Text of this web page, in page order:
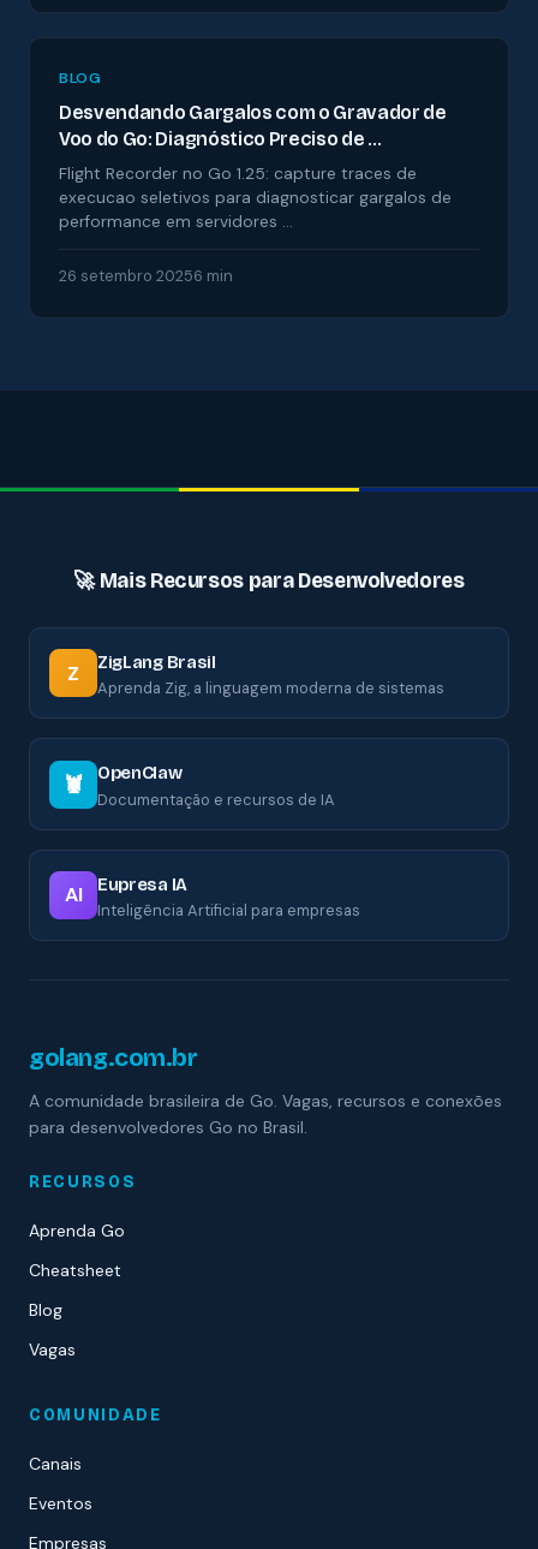
BLOG
Desvendando Gargalos com o Gravador de
Voo do Go: Diagnóstico Preciso de …
Flight Recorder no Go 1.25: capture traces de
execucao seletivos para diagnosticar gargalos de
performance em servidores …
26 setembro 20256 min
🚀 Mais Recursos para Desenvolvedores
Z ZigLang Brasil
Aprenda Zig, a linguagem moderna de sistemas
🦞 OpenClaw
Documentação e recursos de IA
AI Eupresa IA
Inteligência Artificial para empresas
golang.com.br
A comunidade brasileira de Go. Vagas, recursos e conexões
para desenvolvedores Go no Brasil.
RECURSOS
Aprenda Go
Cheatsheet
Blog
Vagas
COMUNIDADE
Canais
Eventos
Empresas